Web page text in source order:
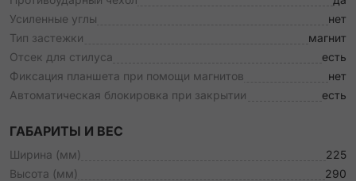
Усиленные углы
нет
Тип застежки
магнит
Отсек для стилуса
есть
Фиксация планшета при помощи магнитов
нет
Автоматическая блокировка при закрытии
есть
ГАБАРИТЫ И ВЕС
Ширина (мм)
225
Высота (мм)
290